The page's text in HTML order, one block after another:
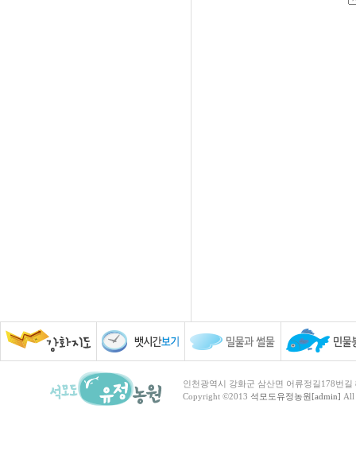
인천광역시 강화군 삼산면 어류정길178번
Copyright ©2013 석모도유정농원[admin] All